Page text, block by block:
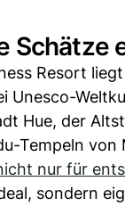
Schätze
Resort
Unesco-
Hue, der
Tempeln von
nur für
sondern